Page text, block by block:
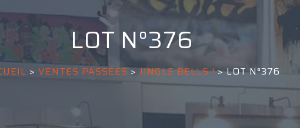
LOT N°376
> VENTES PASSÉES>JINGLE BELLS !>LOT N°376